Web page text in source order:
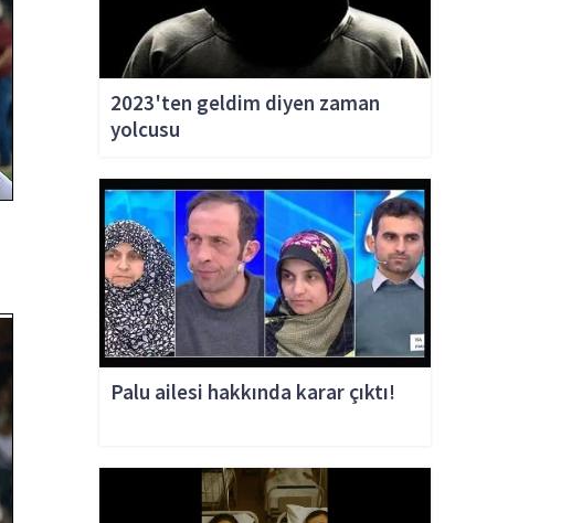
2023'ten geldim diyen zaman
yolcusu
Palu ailesi hakkında karar çıktı!